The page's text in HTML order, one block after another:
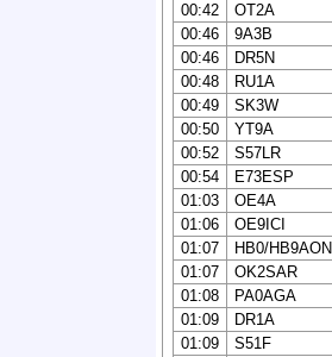
00:42
OT2A
00:46
9A3B
00:46
DR5N
00:48
RU1A
00:49
SK3W
00:50
YT9A
00:52
S57LR
00:54
E73ESP
01:03
OE4A
01:06
OE9ICI
01:07
HB0/HB9AON
01:07
OK2SAR
01:08
PA0AGA
01:09
DR1A
01:09
S51F